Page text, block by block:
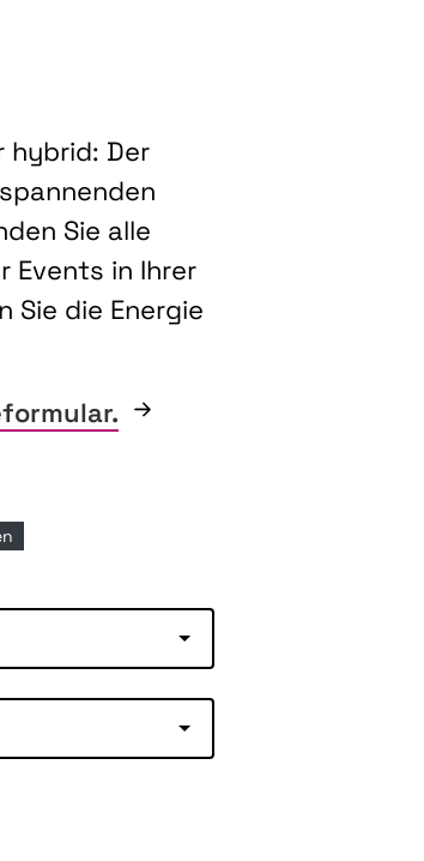
hybrid: Der
Sie alle
Events in Ihrer
Sie die Energie